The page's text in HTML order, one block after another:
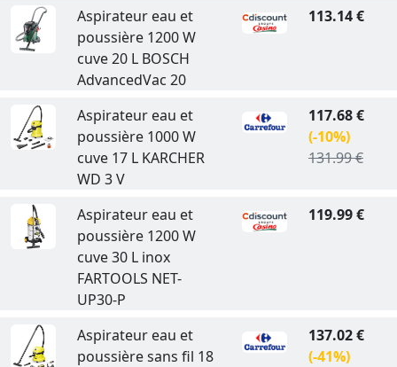
Aspirateur eau et
poussière 1200 W
cuve 20 L BOSCH
AdvancedVac 20
113.14 €
Aspirateur eau et
poussière 1000 W
cuve 17 L KARCHER
WD 3 V
117.68 €
(-10%)
131.99 €
Aspirateur eau et
poussière 1200 W
cuve 30 L inox
FARTOOLS NET-
UP30-P
119.99 €
Aspirateur eau et
poussière sans fil 18
137.02 €
(-41%)